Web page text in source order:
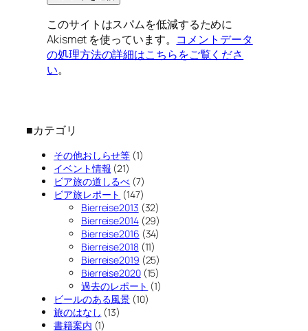
このサイトはスパムを低減するために
Akismet を使っています。 コメントデータ
の処理方法の詳細はこちらをご覧くださ
い。
■カテゴリ
その他おしらせ等 (1)
イベント情報 (21)
ビア旅の道しるべ (7)
ビア旅レポート (147)
Bierreise2013 (32)
Bierreise2014(29)
Bierreise2016 (34)
Bierreise2018(11)
Bierreise2019 (25)
Bierreise2020(15)
過去のレポート (1)
ビールのある風景 (10)
旅のはなし (13)
書籍案内 (1)